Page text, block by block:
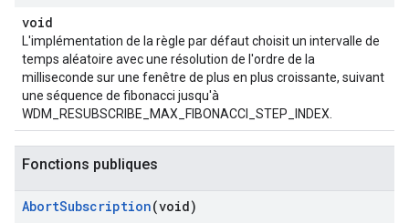
void
L'implémentation de la règle par défaut choisit un intervalle de
temps aléatoire avec une résolution de l'ordre de la
milliseconde sur une fenêtre de plus en plus croissante, suivant
une séquence de fibonacci jusqu'à
WDM_RESUBSCRIBE_MAX_FIBONACCI_STEP_INDEX.
Fonctions publiques
AbortSubscription(void)